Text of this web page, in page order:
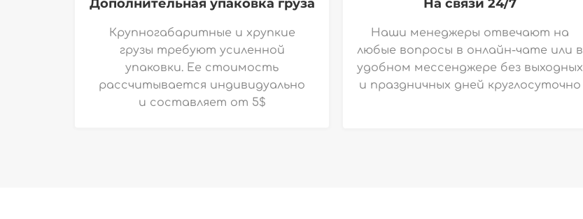
Дополнительная упаковка груза
Крупногабаритные и хрупкие
грузы требуют усиленной
упаковки. Ее стоимость
рассчитывается индивидуально
и составляет от 5$
На связи 24/7
Наши менеджеры отвечают на
любые вопросы в онлайн-чате или в
удобном мессенджере без выходных
и праздничных дней круглосуточно